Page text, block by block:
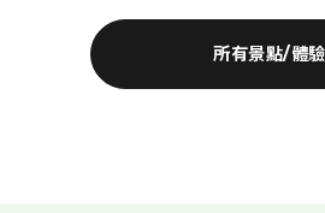
所有景點/體驗